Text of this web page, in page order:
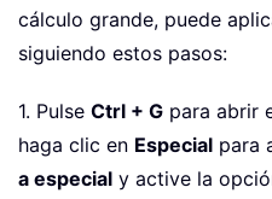
cálculo grande, puede
siguiendo estos pasos:
1. Pulse Ctrl + G para abrir
haga clic en Especial para
a especial y active la